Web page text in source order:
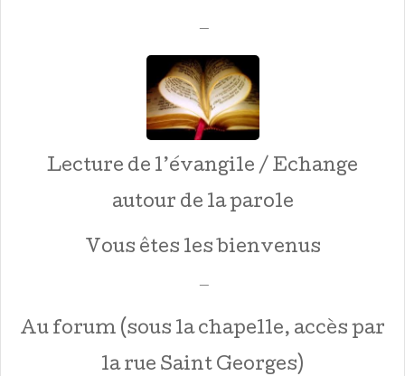
—
Lecture de l’évangile / Echange
autour de la parole
Vous êtes les bienvenus
—
Au forum (sous la chapelle, accès par
la rue Saint Georges)